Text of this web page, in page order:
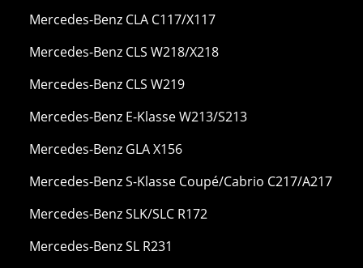
Mercedes-Benz CLA C117/X117
Mercedes-Benz CLS W218/X218
Mercedes-Benz CLS W219
Mercedes-Benz E-Klasse W213/S213
Mercedes-Benz GLA X156
Mercedes-Benz S-Klasse Coupé/Cabrio C217/A217
Mercedes-Benz SLK/SLC R172
Mercedes-Benz SL R231